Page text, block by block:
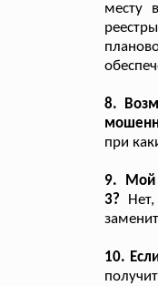
месту
8.
при
9. Мой
3?
10.